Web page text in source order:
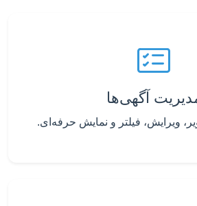
آگهی‌ها
ویرایش، فیلتر و نمایش حرفه‌ای.